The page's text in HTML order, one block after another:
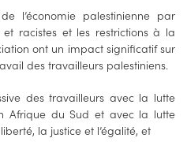
l’économie palestinienne par
racistes et les restrictions à la
ont un impact significatif sur
des travailleurs palestiniens.
des travailleurs avec la lutte
Afrique du Sud et avec la lutte
la justice et l’égalité, et